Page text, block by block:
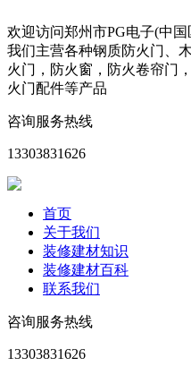
欢迎访问郑州市PG电子(中
我们主营各种钢质防火门、
火门，防火窗，防火卷帘门
火门配件等产品
咨询服务热线
13303831626
首页
关于我们
装修建材知识
装修建材百科
联系我们
咨询服务热线
13303831626